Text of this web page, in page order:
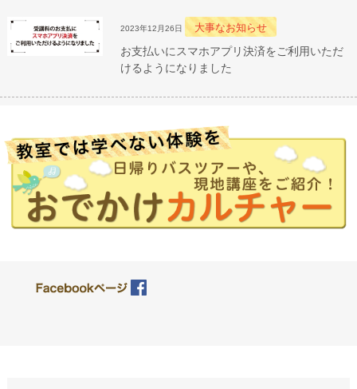
2023年12月26日 大事なお知らせ
お支払いにスマホアプリ決済をご利用いただ
けるようになりました